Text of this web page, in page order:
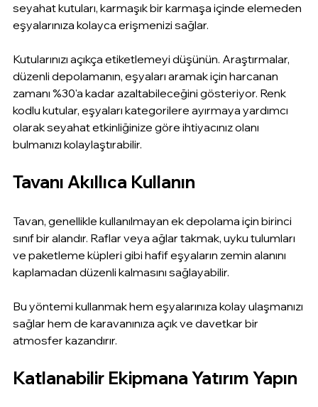
seyahat kutuları, karmaşık bir karmaşa içinde elemeden
eşyalarınıza kolayca erişmenizi sağlar.
Kutularınızı açıkça etiketlemeyi düşünün. Araştırmalar,
düzenli depolamanın, eşyaları aramak için harcanan
zamanı %30'a kadar azaltabileceğini gösteriyor. Renk
kodlu kutular, eşyaları kategorilere ayırmaya yardımcı
olarak seyahat etkinliğinize göre ihtiyacınız olanı
bulmanızı kolaylaştırabilir.
Tavanı Akıllıca Kullanın
Tavan, genellikle kullanılmayan ek depolama için birinci
sınıf bir alandır. Raflar veya ağlar takmak, uyku tulumları
ve paketleme küpleri gibi hafif eşyaların zemin alanını
kaplamadan düzenli kalmasını sağlayabilir.
Bu yöntemi kullanmak hem eşyalarınıza kolay ulaşmanızı
sağlar hem de karavanınıza açık ve davetkar bir
atmosfer kazandırır.
Katlanabilir Ekipmana Yatırım Yapın